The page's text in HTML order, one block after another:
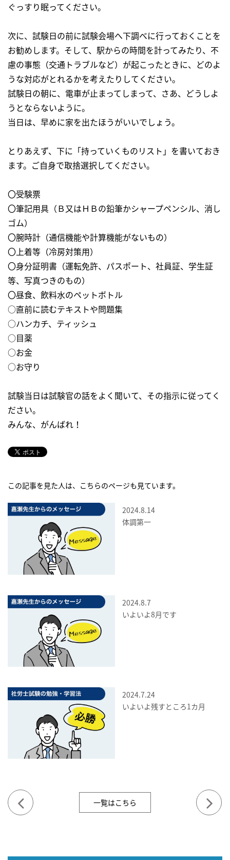
ぐっすり眠ってください。
次に、試験日の前に試験会場へ下調べに行っておくことを
お勧めします。そして、駅からの時間を計ってみたり、不
慮の事態（交通トラブルなど）が起こったときに、どのよ
うな対応がとれるかを考えたりしてください。
試験日の朝に、電車が止まってしまって、さあ、どうしよ
うとならないように。
当日は、早めに家を出たほうがいいでしょう。
とりあえず、下に「持っていくものリスト」を書いておき
ます。ご自身で取捨選択してください。
〇受験票
〇筆記用具（Ｂ又はＨＢの鉛筆かシャープペンシル、消し
ゴム）
〇腕時計（通信機能や計算機能がないもの）
〇上着等（冷房対策用）
〇身分証明書（運転免許、パスポート、社員証、学生証
等、写真つきのもの）
〇昼食、飲料水のペットボトル
○直前に読むテキストや問題集
○ハンカチ、ティッシュ
○目薬
○お金
○お守り
試験当日は試験官の話をよく聞いて、その指示に従ってく
ださい。
みんな、がんばれ！
この記事を見た人は、こちらのページも見ています。
2024.8.14
体調第一
2024.8.7
いよいよ8月です
2024.7.24
いよいよ残すところ1カ月
一覧はこちら